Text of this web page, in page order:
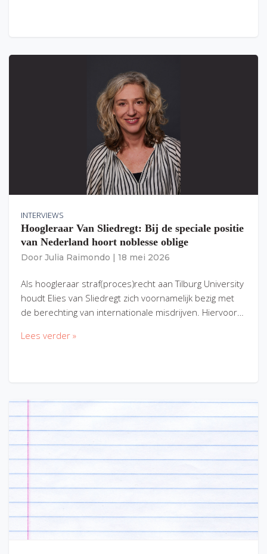
INTERVIEWS
Hoogleraar Van Sliedregt: Bij de speciale positie
van Nederland hoort noblesse oblige
Door Julia Raimondo 18 mei 2026
Als hoogleraar straf(proces)recht aan Tilburg University
houdt Elies van Sliedregt zich voornamelijk bezig met
de berechting van internationale misdrijven. Hiervoor…
Lees verder »